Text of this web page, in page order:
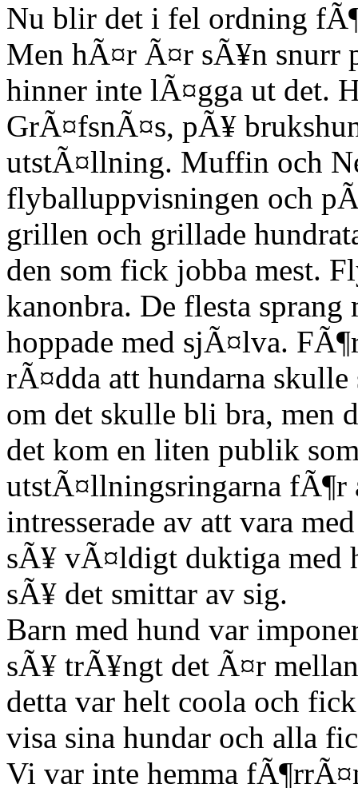
Nu blir det i fel ordning
Men hÃ¤r Ã¤r sÃ¥n snurr
hinner inte lÃ¤gga ut det.
GrÃ¤fsnÃ¤s, pÃ¥
utstÃ¤llning. Muffin och
flyballuppvisningen och
grillen och grillade
den som fick jobba mest.
kanonbra. De flesta
hoppade med sjÃ¤lva.
rÃ¤dda att hundarna
om det skulle bli bra, men
det kom en liten publik
utstÃ¤llningsringarna fÃ¶r
intresserade av att vara
sÃ¥ vÃ¤ldigt duktiga med
sÃ¥ det smittar av sig.
Barn med hund var
sÃ¥ trÃ¥ngt det Ã¤r
detta var helt coola och
visa sina hundar och alla
Vi var inte hemma